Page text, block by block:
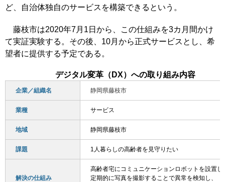
ど、自治体独自のサービスを構築できるという。
藤枝市は2020年7月1日から、この仕組みを3カ月間かけ
て実証実験する。その後、10月から正式サービスとし、希
望者に提供する予定である。
デジタル変革（DX）への取り組み内容
企業／組織名 静岡県藤枝市
業種 サービス
地域 静岡県藤枝市
課題 1人暮らしの高齢者を見守りたい
解決の仕組み
高齢者宅にコミュニケーションロボットを設置し
定期的に写真を撮影することで異常を検知し、